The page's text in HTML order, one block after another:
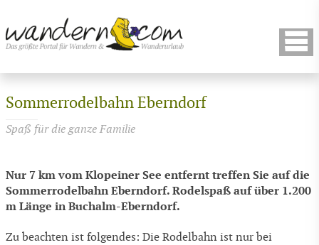
Sommerrodelbahn Eberndorf
Spaß für die ganze Familie
Nur 7 km vom Klopeiner See entfernt treffen Sie auf die
Sommerrodelbahn Eberndorf. Rodelspaß auf über 1.200
m Länge in Buchalm-Eberndorf.
Zu beachten ist folgendes: Die Rodelbahn ist nur bei